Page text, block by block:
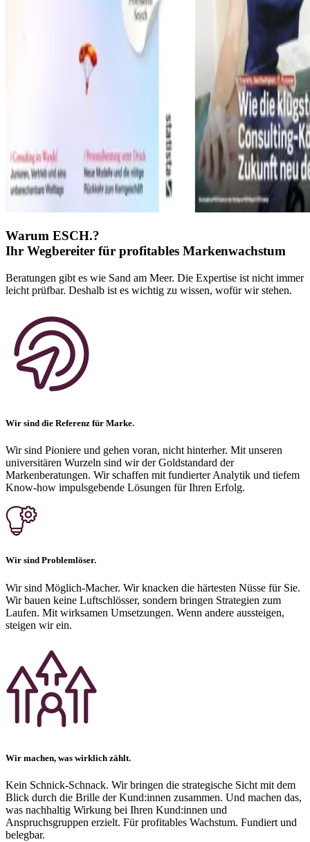
Warum ESCH.?
Ihr Wegbereiter für profitables Markenwachstum
Beratungen gibt es wie Sand am Meer. Die Expertise ist nicht immer
leicht prüfbar. Deshalb ist es wichtig zu wissen, wofür wir stehen.
Wir sind die Referenz für Marke.
Wir sind Pioniere und gehen voran, nicht hinterher. Mit unseren
universitären Wurzeln sind wir der Goldstandard der
Markenberatungen. Wir schaffen mit fundierter Analytik und tiefem
Know-how impulsgebende Lösungen für Ihren Erfolg.
Wir sind Problemlöser.
Wir sind Möglich-Macher. Wir knacken die härtesten Nüsse für Sie.
Wir bauen keine Luftschlösser, sondern bringen Strategien zum
Laufen. Mit wirksamen Umsetzungen. Wenn andere aussteigen,
steigen wir ein.
Wir machen, was wirklich zählt.
Kein Schnick-Schnack. Wir bringen die strategische Sicht mit dem
Blick durch die Brille der Kund:innen zusammen. Und machen das,
was nachhaltig Wirkung bei Ihren Kund:innen und
Anspruchsgruppen erzielt. Für profitables Wachstum. Fundiert und
belegbar.